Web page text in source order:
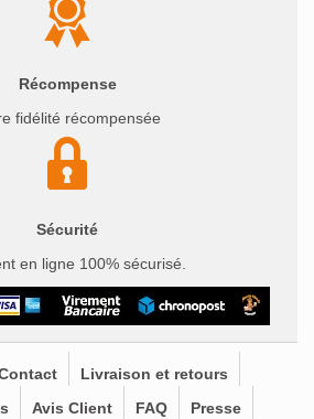
Récompense
fidélité récompensée
Sécurité
en ligne 100% sécurisé.
Livraison et retours
Avis Client FAQ
Presse